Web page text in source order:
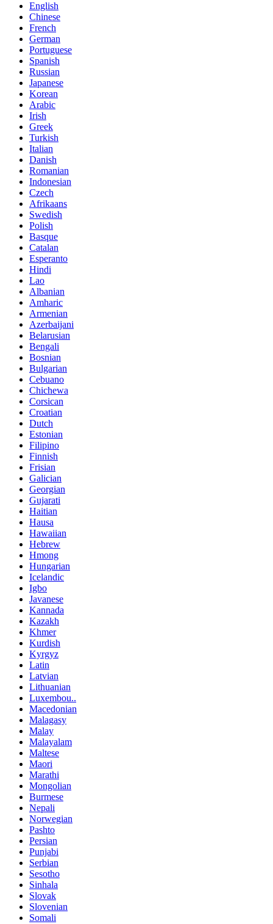
English
Chinese
French
German
Portuguese
Spanish
Russian
Japanese
Korean
Arabic
Irish
Greek
Turkish
Italian
Danish
Romanian
Indonesian
Czech
Afrikaans
Swedish
Polish
Basque
Catalan
Esperanto
Hindi
Lao
Albanian
Amharic
Armenian
Azerbaijani
Belarusian
Bengali
Bosnian
Bulgarian
Cebuano
Chichewa
Corsican
Croatian
Dutch
Estonian
Filipino
Finnish
Frisian
Galician
Georgian
Gujarati
Haitian
Hausa
Hawaiian
Hebrew
Hmong
Hungarian
Icelandic
Igbo
Javanese
Kannada
Kazakh
Khmer
Kurdish
Kyrgyz
Latin
Latvian
Lithuanian
Luxembou..
Macedonian
Malagasy
Malay
Malayalam
Maltese
Maori
Marathi
Mongolian
Burmese
Nepali
Norwegian
Pashto
Persian
Punjabi
Serbian
Sesotho
Sinhala
Slovak
Slovenian
Somali